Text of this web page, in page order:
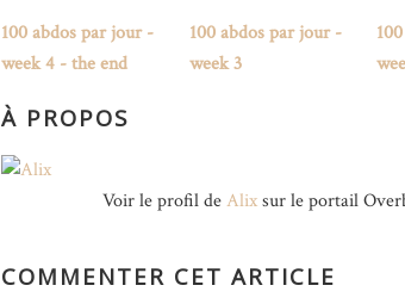
100 abdos par jour -
week 4 - the end
100 abdos par jour -
week 3
À PROPOS
Voir le profil deAlixsur le portail
COMMENTER CET ARTICLE